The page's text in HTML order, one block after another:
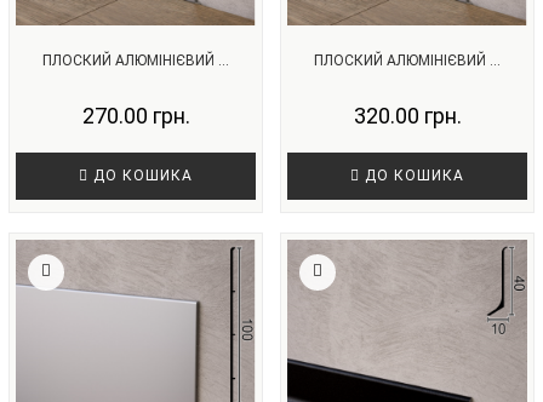
ПЛОСКИЙ АЛЮМІНІЄВИЙ ...
270.00 грн.
ДО КОШИКА
ПЛОСКИЙ АЛЮМІНІЄВИЙ ...
320.00 грн.
ДО КОШИКА